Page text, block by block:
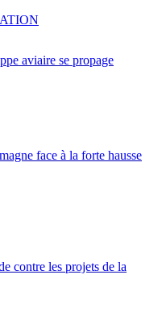
aviaire se propage
face à la forte hausse
contre les projets de la